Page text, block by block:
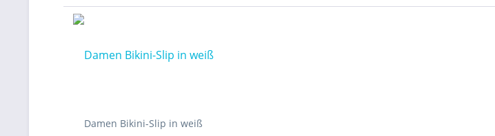
Damen Bikini-Slip in weiß